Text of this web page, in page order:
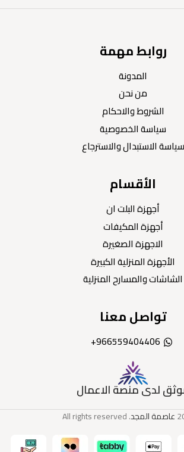
روابط مهمة
المدونة
من نحن
الشروط والاحكام
سياسة الخصوصية
سياسة الاستبدال والاسترجاع
الأقسام
أجهزة البلت ان
أجهزة المكيفات
الاجهزة الصغيرة
الأجهزة المنزلية الكبيرة
الشاشات والمسارح المنزلية
تواصل معنا
966559404406+
لدى منصة الاعمال
عاصمة المجد. All rights reserved